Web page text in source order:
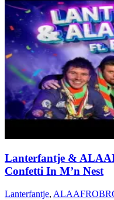
Lanterfantje &
Confetti In M’n Nest
Lanterfantje,